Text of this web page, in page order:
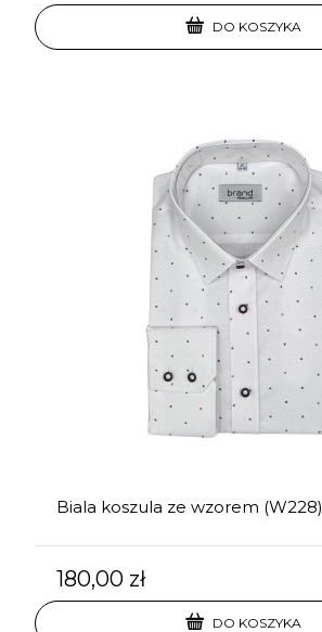
DO KOSZYKA
Biala koszula ze wzorem (W228)
180,00 zł
DO KOSZYKA